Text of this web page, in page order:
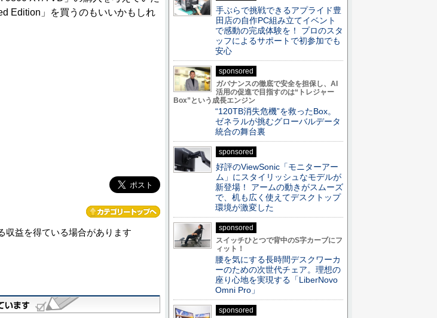
Edition」を買うのもいいかもしれ
収益を得ている場合があります
手ぶらで挑戦できるアプライド豊
田店の自作PC組み立てイベント
で感動の完成体験を！ プロのスタ
ッフによるサポートで初参加でも
安心
sponsored
ガバナンスの徹底で安全を担保し、AI
活用の促進で目指すのは“トレジャー
Box”という成長エンジン
“120TB消失危機”を救ったBox。
ゼネラルが挑むグローバルデータ
統合の舞台裏
sponsored
好評のViewSonic「モニターアー
ム」にスタイリッシュなモデルが
新登場！ アームの動きがスムーズ
で、机も広く使えてデスクトップ
環境が激変した
sponsored
スイッチひとつで背中のS字カーブにフ
ィット！
腰を気にする長時間デスクワーカ
ーのための次世代チェア。理想の
座り心地を実現する「LiberNovo
Omni Pro」
sponsored